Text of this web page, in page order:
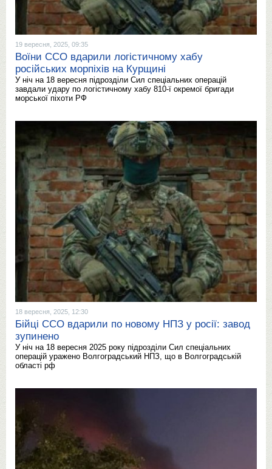
19 вересня, 2025, 09:35
Воїни ССО вдарили логістичному хабу
російських морпіхів на Курщині
У ніч на 18 вересня підрозділи Сил спеціальних операцій
завдали удару по логістичному хабу 810-ї окремої бригади
морської піхоти РФ
18 вересня, 2025, 12:30
Бійці ССО вдарили по новому НПЗ у росії: завод
зупинено
У ніч на 18 вересня 2025 року підрозділи Сил спеціальних
операцій уражено Волгоградський НПЗ, що в Волгоградській
області рф